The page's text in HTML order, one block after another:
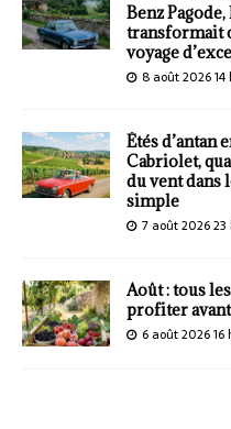
Benz
transformait
voyage
8 août 2026 14
Étés d’antan
Cabriolet,
du vent dans
simple
7 août 2026
Août : tous
profiter
6 août 2026 16